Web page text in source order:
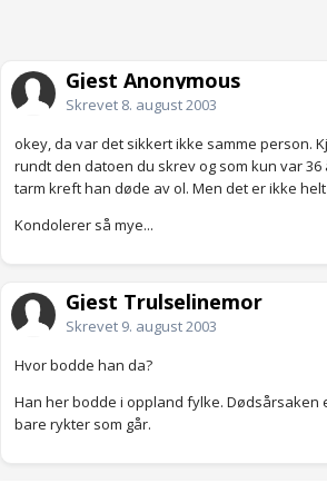
Gjest Anonymous
Skrevet 8. august 2003
okey, da var det sikkert ikke samme person.
rundt den datoen du skrev og som kun var
tarm kreft han døde av ol. Men det er ikke
Kondolerer så mye...
Gjest Trulselinemor
Skrevet 9. august 2003
Hvor bodde han da?
Han her bodde i oppland fylke. Dødsårsaken
bare rykter som går.